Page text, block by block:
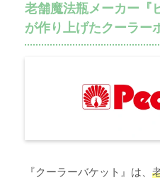
老舗魔法瓶メーカー『
が作り上げたクーラー
『クーラーバケット』は、